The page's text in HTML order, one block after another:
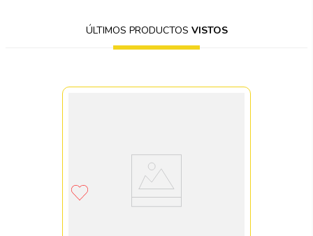
ÚLTIMOS PRODUCTOS VISTOS